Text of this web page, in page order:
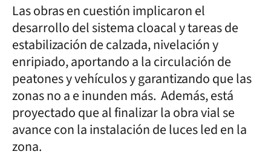
Las obras en cuestión implicaron el
desarrollo del sistema cloacal y tareas de
estabilización de calzada, nivelación y
enripiado, aportando a la circulación de
peatones y vehículos y garantizando que las
zonas no a e inunden más. Además, está
proyectado que al finalizar la obra vial se
avance con la instalación de luces led en la
zona.